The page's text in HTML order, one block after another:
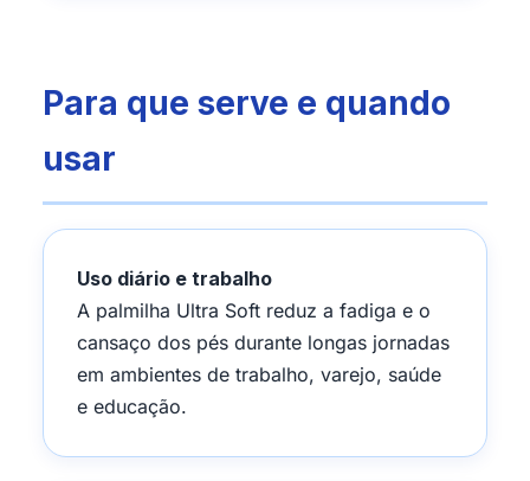
Para que serve e quando
usar
Uso diário e trabalho
A palmilha Ultra Soft reduz a fadiga e o
cansaço dos pés durante longas jornadas
em ambientes de trabalho, varejo, saúde
e educação.